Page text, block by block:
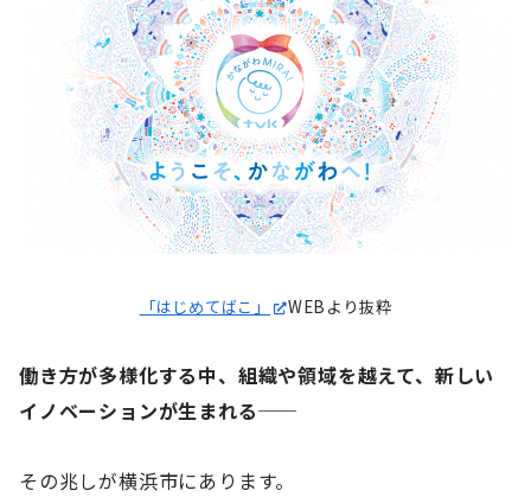
「はじめてばこ」 WEBより抜粋
働き方が多様化する中、組織や領域を越えて、新しい
イノベーションが生まれる──
その兆しが横浜市にあります。